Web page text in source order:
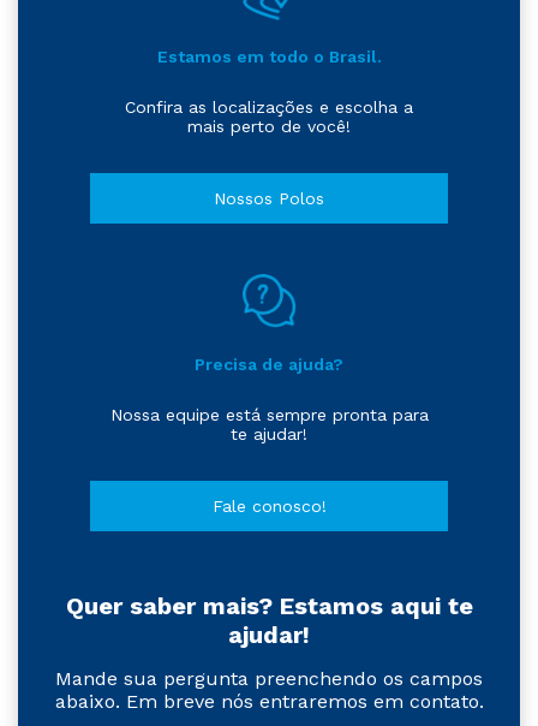
Estamos em todo o Brasil.
Confira as localizações e escolha a
mais perto de você!
Nossos Polos
Precisa de ajuda?
Nossa equipe está sempre pronta para
te ajudar!
Fale conosco!
Quer saber mais? Estamos aqui te
ajudar!
Mande sua pergunta preenchendo os campos
abaixo. Em breve nós entraremos em contato.